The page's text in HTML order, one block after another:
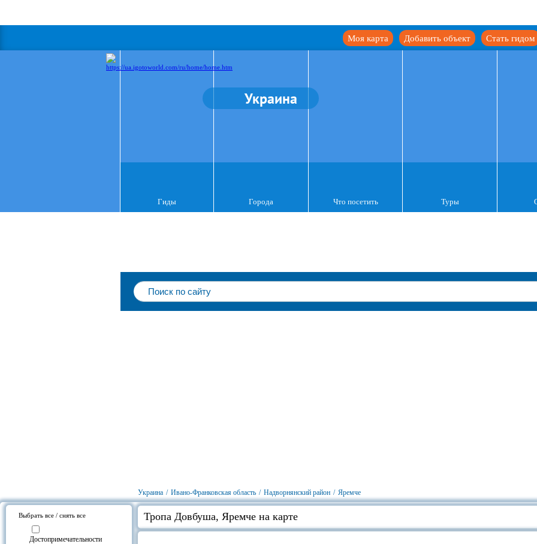
Стать гидом
Добавить объект
Моя карта
Украина
Гиды Города Что посетить Туры
Украина / Ивано-Франковская область / Надворнянский район / Яремче
Выбрать все / снять все
Достопримечательности
Тропа Довбуша, Яремче на карте